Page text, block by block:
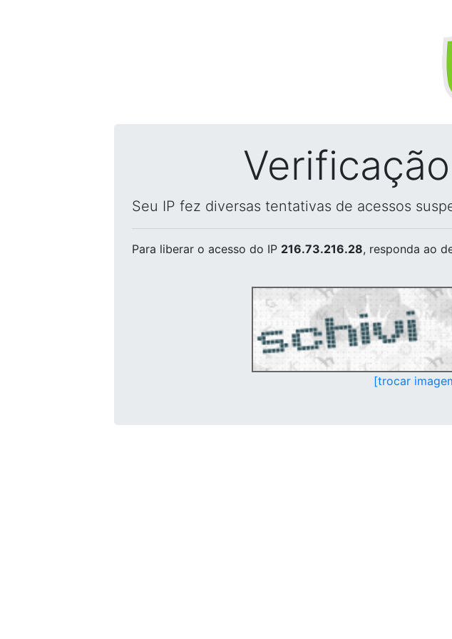
Seu IP fez diversas tentativas de acessos
Para liberar o acesso do IP 216.73.216.28, responda ao
[trocar